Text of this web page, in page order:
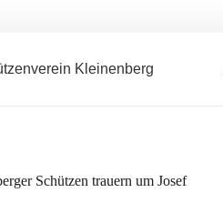
Kleinenberg
Schützen trauern um Josef